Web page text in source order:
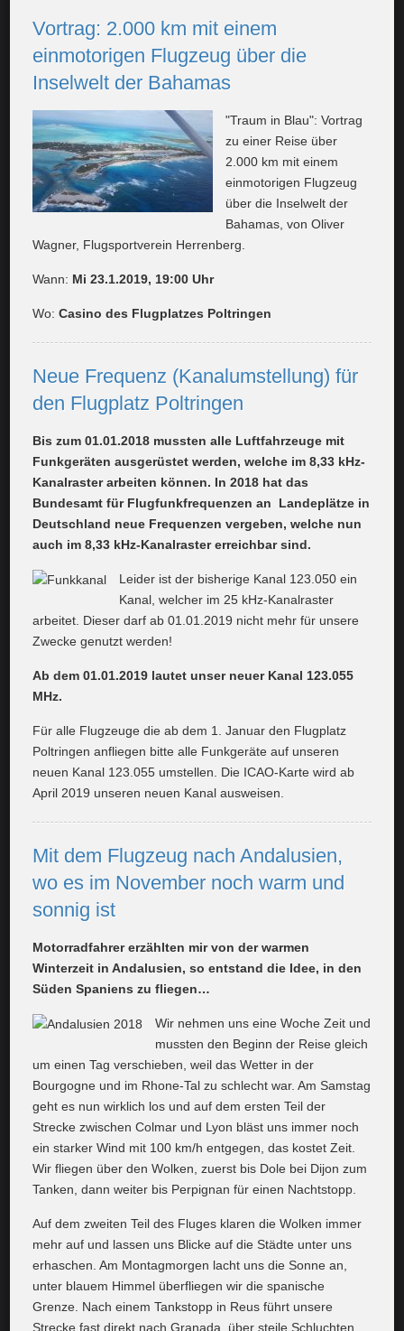
Vortrag: 2.000 km mit einem
einmotorigen Flugzeug über die
Inselwelt der Bahamas
"Traum in Blau": Vortrag
zu einer Reise über
2.000 km mit einem
einmotorigen Flugzeug
über die Inselwelt der
Bahamas, von Oliver
Wagner, Flugsportverein Herrenberg.
Wann: Mi 23.1.2019, 19:00 Uhr
Wo: Casino des Flugplatzes Poltringen
Neue Frequenz (Kanalumstellung) für
den Flugplatz Poltringen
Bis zum 01.01.2018 mussten alle Luftfahrzeuge mit
Funkgeräten ausgerüstet werden, welche im 8,33 kHz-
Kanalraster arbeiten können. In 2018 hat das
Bundesamt für Flugfunkfrequenzen an Landeplätze in
Deutschland neue Frequenzen vergeben, welche nun
auch im 8,33 kHz-Kanalraster erreichbar sind.
Leider ist der bisherige Kanal 123.050 ein
Kanal, welcher im 25 kHz-Kanalraster
arbeitet. Dieser darf ab 01.01.2019 nicht mehr für unsere
Zwecke genutzt werden!
Ab dem 01.01.2019 lautet unser neuer Kanal 123.055
MHz.
Für alle Flugzeuge die ab dem 1. Januar den Flugplatz
Poltringen anfliegen bitte alle Funkgeräte auf unseren
neuen Kanal 123.055 umstellen. Die ICAO-Karte wird ab
April 2019 unseren neuen Kanal ausweisen.
Mit dem Flugzeug nach Andalusien,
wo es im November noch warm und
sonnig ist
Motorradfahrer erzählten mir von der warmen
Winterzeit in Andalusien, so entstand die Idee, in den
Süden Spaniens zu fliegen…
Wir nehmen uns eine Woche Zeit und
mussten den Beginn der Reise gleich
um einen Tag verschieben, weil das Wetter in der
Bourgogne und im Rhone-Tal zu schlecht war. Am Samstag
geht es nun wirklich los und auf dem ersten Teil der
Strecke zwischen Colmar und Lyon bläst uns immer noch
ein starker Wind mit 100 km/h entgegen, das kostet Zeit.
Wir fliegen über den Wolken, zuerst bis Dole bei Dijon zum
Tanken, dann weiter bis Perpignan für einen Nachtstopp.
Auf dem zweiten Teil des Fluges klaren die Wolken immer
mehr auf und lassen uns Blicke auf die Städte unter uns
erhaschen. Am Montagmorgen lacht uns die Sonne an,
unter blauem Himmel überfliegen wir die spanische
Grenze. Nach einem Tankstopp in Reus führt unsere
Strecke fast direkt nach Granada, über steile Schluchten,